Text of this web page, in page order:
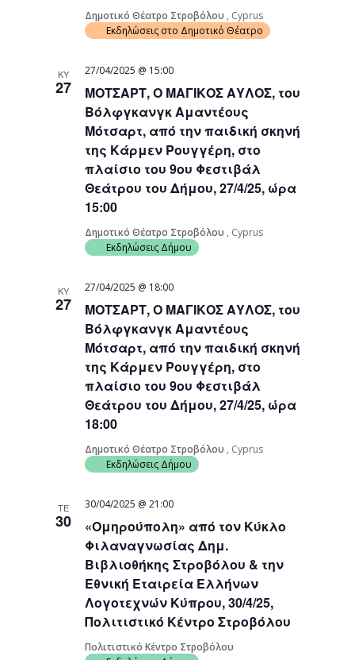
Δημοτικό Θέατρο Στροβόλου , Cyprus
Εκδηλώσεις στο Δημοτικό Θέατρο
ΚΥ
27
ΜΟΤΣΑΡΤ, Ο ΜΑΓΙΚΟΣ ΑΥΛΟΣ, του
Βόλφγκανγκ Αμαντέους
Μότσαρτ, από την παιδική σκηνή
της Κάρμεν Ρουγγέρη, στο
πλαίσιο του 9ου Φεστιβάλ
Θεάτρου του Δήμου, 27/4/25, ώρα
15:00
27/04/2025 @ 15:00
Δημοτικό Θέατρο Στροβόλου , Cyprus
Εκδηλώσεις Δήμου
ΚΥ
27
ΜΟΤΣΑΡΤ, Ο ΜΑΓΙΚΟΣ ΑΥΛΟΣ, του
Βόλφγκανγκ Αμαντέους
Μότσαρτ, από την παιδική σκηνή
της Κάρμεν Ρουγγέρη, στο
πλαίσιο του 9ου Φεστιβάλ
Θεάτρου του Δήμου, 27/4/25, ώρα
18:00
27/04/2025 @ 18:00
Δημοτικό Θέατρο Στροβόλου , Cyprus
Εκδηλώσεις Δήμου
ΤΕ
30
«Ομηρούπολη» από τον Κύκλο
Φιλαναγνωσίας Δημ.
Βιβλιοθήκης Στροβόλου & την
Εθνική Εταιρεία Ελλήνων
Λογοτεχνών Κύπρου, 30/4/25,
Πολιτιστικό Κέντρο Στροβόλου
30/04/2025 @ 21:00
Πολιτιστικό Κέντρο Στροβόλου